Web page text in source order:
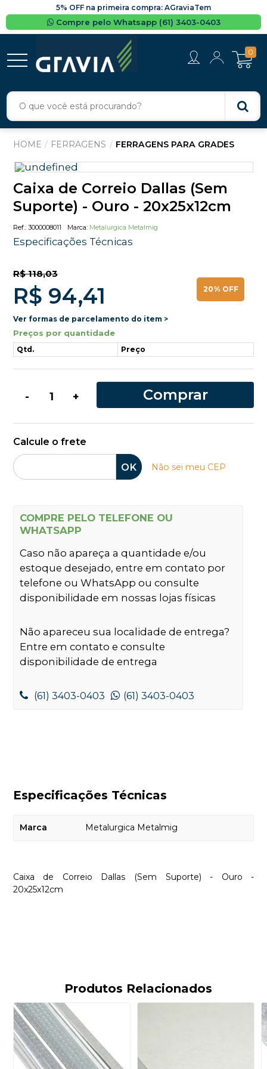
5% OFF na primeira compra: AGraviaTem
Compre pelo Whatsapp (61) 3403-0403
0
FERRAGENS FERRAGENS PARA GRADES
Caixa de Correio Dallas (Sem
Suporte) - Ouro - 20x25x12cm
3000008011 Metalurgica Metalmig
Especificações Técnicas
20% OFF
R$ 118,03
R$ 94,41
Ver formas de parcelamento do item >
Preços por quantidade
Qtd. Preço
- + Comprar
Calcule o frete
OK Não sei meu CEP
COMPRE PELO TELEFONE OU
WHATSAPP
Caso não apareça a quantidade e/ou
estoque desejado, entre em contato por
telefone ou WhatsApp ou consulte
disponibilidade em nossas lojas físicas
Não apareceu sua localidade de entrega?
Entre em contato e consulte
disponibilidade de entrega
(61) 3403-0403 (61) 3403-0403
Especificações Técnicas
Marca Metalurgica Metalmig
Caixa de Correio Dallas (Sem Suporte) - Ouro -
20x25x12cm
Produtos Relacionados